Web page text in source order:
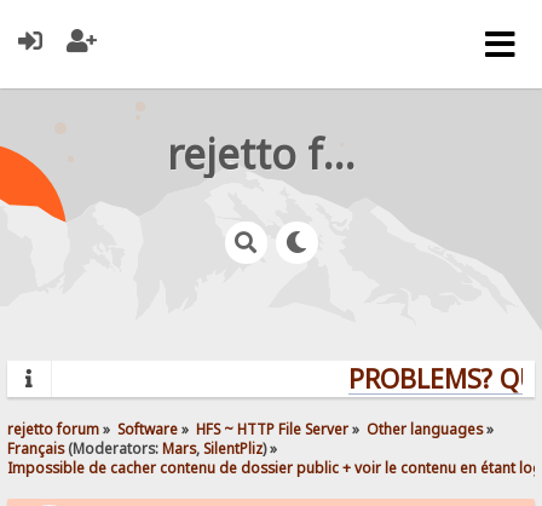
rejetto forum
PROBLEMS?
rejetto forum» Software» HFS ~ HTTP File Server» Other languages»
Français(Moderators:Mars,SilentPliz) »
Impossible de cacher contenu de dossier public + voir le contenu en étant